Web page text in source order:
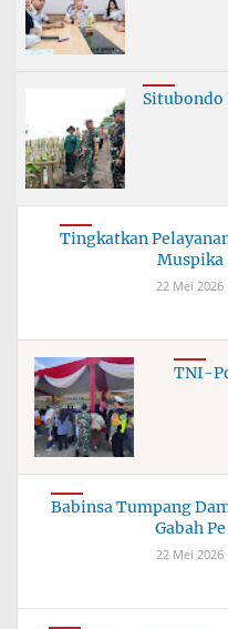
Situbondo
Tingkatkan
Muspika
22 Mei 2026
TNI-
Babinsa Tumpang
Gabah Pe
22 Mei 2026